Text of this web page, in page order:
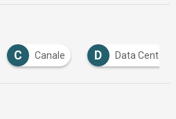
D Data Center D